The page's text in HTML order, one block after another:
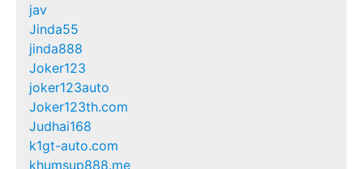
jav
Jinda55
jinda888
Joker123
joker123auto
Joker123th.com
Judhai168
k1gt-auto.com
khumsup888.me